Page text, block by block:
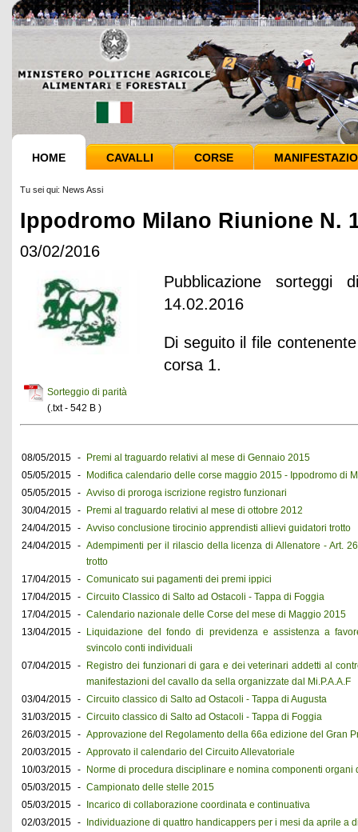
HOME CAVALLI CORSE
Tu sei qui: News Assi
Ippodromo Milano Riunione N.
03/02/2016
Pubblicazione
14.02.2016
Di seguito il file
corsa 1.
Sorteggio di parità
(.txt - 542 B )
08/05/2015 -
Premi al traguardo relativi al mese di Gennaio 2015
05/05/2015 -
Modifica calendario delle corse maggio 2015 - Ippodromo di
05/05/2015 - Avviso di proroga iscrizione registro funzionari
30/04/2015 -
Premi al traguardo relativi al mese di ottobre 2012
24/04/2015 - Avviso conclusione tirocinio apprendisti allievi guidatori trotto
24/04/2015 - Adempimenti per il rilascio della licenza di Allenatore - Art.
trotto
17/04/2015 - Comunicato sui pagamenti dei premi ippici
17/04/2015 - Circuito Classico di Salto ad Ostacoli - Tappa di Foggia
17/04/2015 - Calendario nazionale delle Corse del mese di Maggio 2015
13/04/2015 -
Liquidazione del fondo di previdenza e assistenza a
svincolo conti individuali
07/04/2015 -
Registro dei funzionari di gara e dei veterinari addetti al
manifestazioni del cavallo da sella organizzate dal Mi.P.A.A.F
03/04/2015 - Circuito classico di Salto ad Ostacoli - Tappa di Augusta
31/03/2015 - Circuito classico di Salto ad Ostacoli - Tappa di Foggia
26/03/2015 - Approvazione del Regolamento della 66a edizione del Gran
20/03/2015 - Approvato il calendario del Circuito Allevatoriale
10/03/2015 -
Norme di procedura disciplinare e nomina componenti organi
05/03/2015 - Campionato delle stelle 2015
05/03/2015 -
Incarico di collaborazione coordinata e continuativa
02/03/2015 -
Individuazione di quattro handicappers per i mesi da aprile a